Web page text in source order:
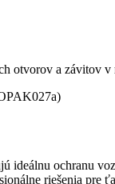
otvorov a závitov v
ochranu
riešenia pre